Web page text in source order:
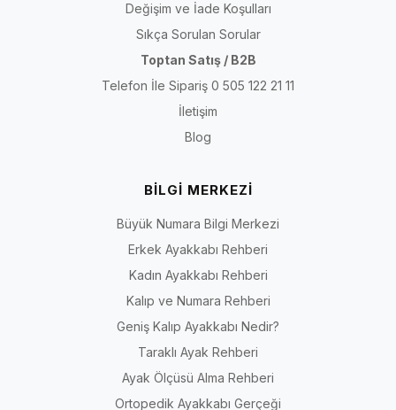
Değişim ve İade Koşulları
Sıkça Sorulan Sorular
Toptan Satış / B2B
Telefon İle Sipariş 0 505 122 21 11
İletişim
Blog
BİLGİ MERKEZİ
Büyük Numara Bilgi Merkezi
Erkek Ayakkabı Rehberi
Kadın Ayakkabı Rehberi
Kalıp ve Numara Rehberi
Geniş Kalıp Ayakkabı Nedir?
Taraklı Ayak Rehberi
Ayak Ölçüsü Alma Rehberi
Ortopedik Ayakkabı Gerçeği